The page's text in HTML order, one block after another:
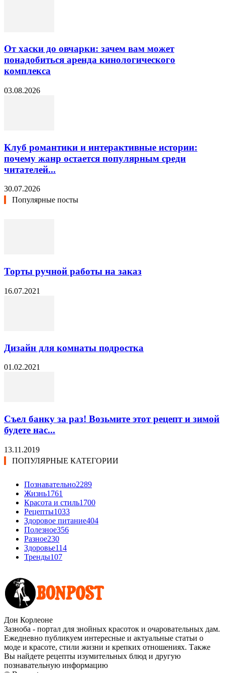
От хаски до овчарки: зачем вам может
понадобиться аренда кинологического
комплекса
03.08.2026
Клуб романтики и интерактивные истории:
почему жанр остается популярным среди
читателей...
30.07.2026
Популярные посты
Торты ручной работы на заказ
16.07.2021
Дизайн для комнаты подростка
01.02.2021
Съел банку за раз! Возьмите этот рецепт и зимой
будете нас...
13.11.2019
ПОПУЛЯРНЫЕ КАТЕГОРИИ
Познавательно2289
Жизнь1761
Красота и стиль1700
Рецепты1033
Здоровое питание404
Полезное356
Разное230
Здоровье114
Тренды107
Дон Корлеоне
Зазноба - портал для знойных красоток и очаровательных дам.
Ежедневно публикуем интересные и актуальные статьи о
моде и красоте, стили жизни и крепких отношениях. Также
Вы найдете рецепты изумительных блюд и другую
познавательную информацию